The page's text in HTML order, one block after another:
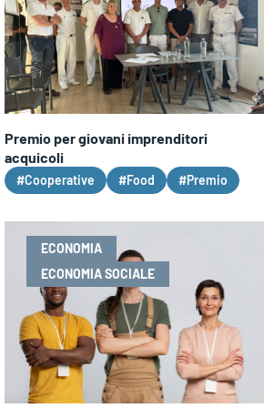
Premio per giovani imprenditori
acquicoli
#Cooperative #Food #Premio
ECONOMIA
ECONOMIA SOCIALE